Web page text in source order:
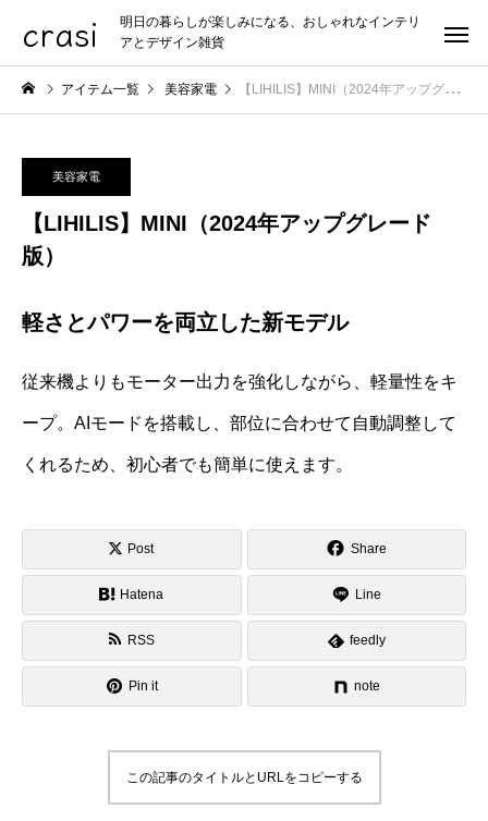
crasi
明日の暮らしが楽しみになる、おしゃれなインテリ
アとデザイン雑貨
アイテム一覧 美容家電 【LIHILIS】MINI（2024年アップグレード版）
美容家電
【LIHILIS】MINI（2024年アップグレード
版）
軽さとパワーを両立した新モデル
従来機よりもモーター出力を強化しながら、軽量性をキ
ープ。AIモードを搭載し、部位に合わせて自動調整して
くれるため、初心者でも簡単に使えます。
Post Share
Hatena Line
RSS feedly
Pin it note
この記事のタイトルとURLをコピーする